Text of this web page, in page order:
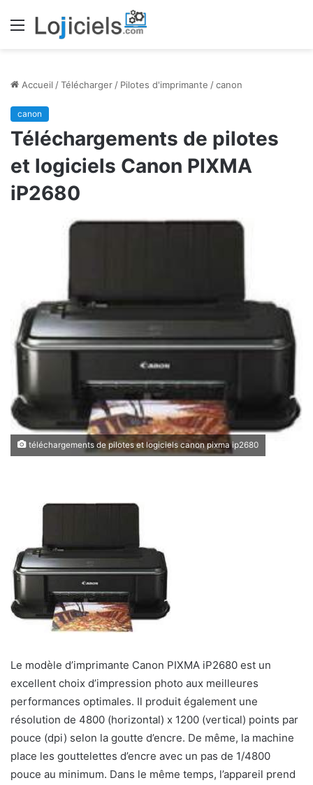
Menu
Accueil /Télécharger / Pilotes d'imprimante /canon
canon
Téléchargements de pilotes
et logiciels Canon PIXMA
iP2680
téléchargements de pilotes et logiciels canon pixma ip2680
Le modèle d’imprimante Canon PIXMA iP2680 est un
excellent choix d’impression photo aux meilleures
performances optimales. Il produit également une
résolution de 4800 (horizontal) x 1200 (vertical) points par
pouce (dpi) selon la goutte d’encre. De même, la machine
place les gouttelettes d’encre avec un pas de 1/4800
pouce au minimum. Dans le même temps, l’appareil prend